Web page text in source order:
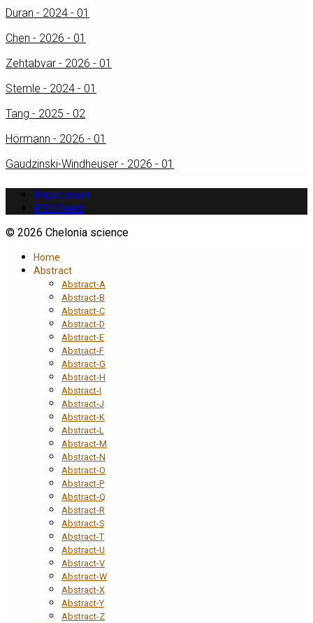
Duran - 2024 - 01
Chen - 2026 - 01
Zehtabvar - 2026 - 01
Stemle - 2024 - 01
Tang - 2025 - 02
Hörmann - 2026 - 01
Gaudzinski-Windheuser - 2026 - 01
Impressum
RSS Feed
© 2026 Chelonia science
Home
Abstract
Abstract-A
Abstract-B
Abstract-C
Abstract-D
Abstract-E
Abstract-F
Abstract-G
Abstract-H
Abstract-I
Abstract-J
Abstract-K
Abstract-L
Abstract-M
Abstract-N
Abstract-O
Abstract-P
Abstract-Q
Abstract-R
Abstract-S
Abstract-T
Abstract-U
Abstract-V
Abstract-W
Abstract-X
Abstract-Y
Abstract-Z